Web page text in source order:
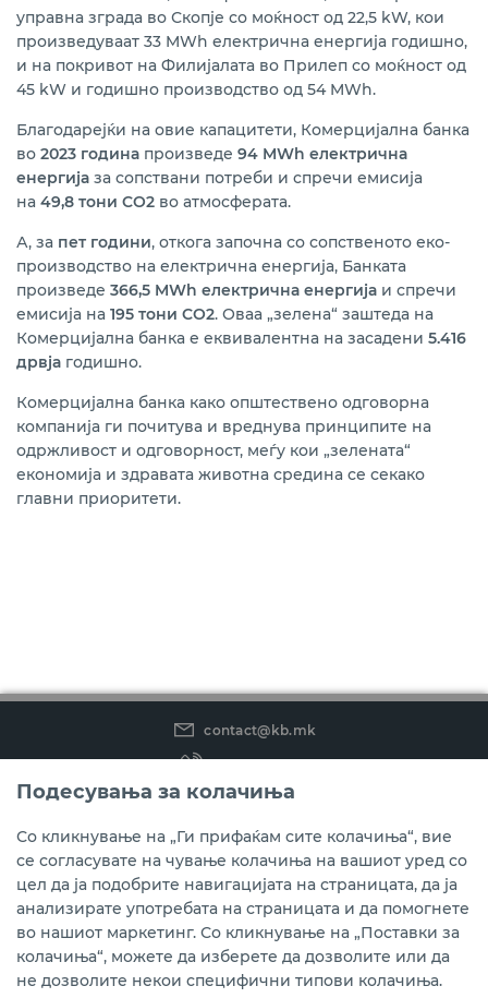
управна зграда во Скопје со моќност од 22,5 kW, кои
произведуваат 33 MWh електрична енергија годишно,
и на покривот на Филијалата во Прилеп со моќност од
45 kW и годишно производство од 54 MWh.
Благодарејќи на овие капацитети, Комерцијална банка
во 2023 година произведе 94 MWh електрична
енергија за сопствани потреби и спречи емисија
на 49,8 тони CO2 во атмосферата.
А, за пет години, откога започна со сопственото еко-
производство на електрична енергија, Банката
произведе 366,5 MWh електрична енергија и спречи
емисија на 195 тони CO2. Оваа „зелена“ заштеда на
Комерцијална банка е еквивалентна на засадени 5.416
дрвја годишно.
Комерцијална банка како општествено одговорна
компанија ги почитува и вреднува принципите на
одржливост и одговорност, меѓу кои „зелената“
економија и здравата животна средина се секако
главни приоритети.
contact@kb.mk
(02) 3 296 800
Instagram
LinkedIn
Youtube
Преземете ја мобилната апликација мБанка.
Подесувања за колачиња
Со кликнување на „Ги прифаќам сите колачиња“, вие
се согласувате на чување колачиња на вашиот уред со
цел да ја подобрите навигацијата на страницата, да ја
анализирате употребата на страницата и да помогнете
во нашиот маркетинг. Со кликнување на „Поставки за
колачиња“, можете да изберете да дозволите или да
не дозволите некои специфични типови колачиња.